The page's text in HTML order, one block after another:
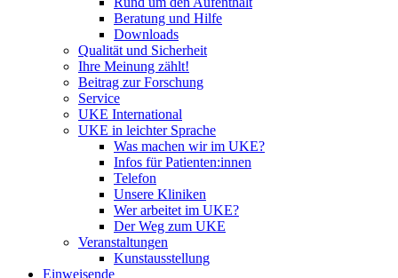
Beratung und Hilfe
Downloads
Qualität und Sicherheit
Ihre Meinung zählt!
Beitrag zur Forschung
Service
UKE International
UKE in leichter Sprache
Was machen wir im UKE?
Infos für Patienten:innen
Telefon
Unsere Kliniken
Wer arbeitet im UKE?
Der Weg zum UKE
Veranstaltungen
Kunstausstellung
Einweisende